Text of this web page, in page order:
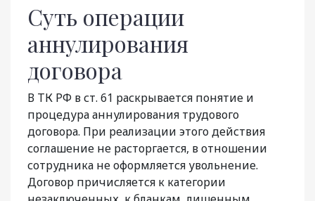
Суть операции
аннулирования
договора
В ТК РФ в ст. 61 раскрывается понятие и
процедура аннулирования трудового
договора. При реализации этого действия
соглашение не расторгается, в отношении
сотрудника не оформляется увольнение.
Договор причисляется к категории